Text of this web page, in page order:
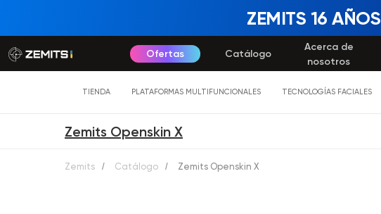
ZEMITS 16 AÑOS
Acerca de
nosotros
Catálogo
Ofertas
TIENDA PLATAFORMAS MULTIFUNCIONALES TECNOLOGÍAS FACIALES
Zemits Openskin X
Zemits / Catálogo / Zemits Openskin X